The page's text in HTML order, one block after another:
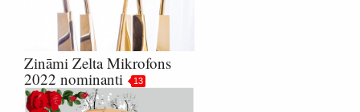
Zināmi Zelta Mikrofons
2022 nominanti
13